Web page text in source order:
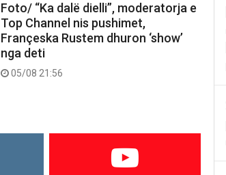
Foto/ “Ka dalë dielli”, moderatorja e
Top Channel nis pushimet,
Françeska Rustem dhuron ‘show’
nga deti
05/08 21:56